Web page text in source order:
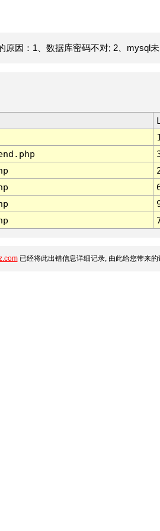
因：1、数据库密码不对; 2、mysql未
已经将此出错信息详细记录, 由此给您带来